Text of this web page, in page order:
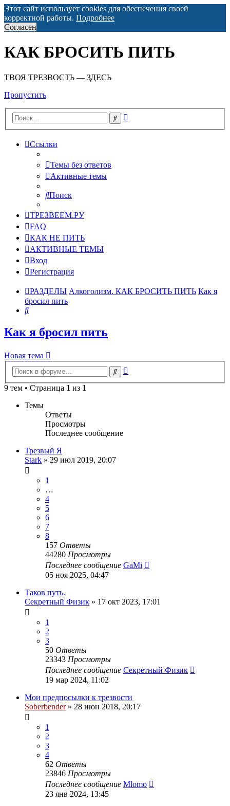
Этот сайт использует cookies для обеспечения своей
корректной работы. Подробнее
Согласен
КАК БРОСИТЬ ПИТЬ
ТВОЯ ТРЕЗВОСТЬ — ЗДЕСЬ
Пропустить
Поиск
Ссылки
Темы без ответов
Активные темы
Поиск
ТРЕЗВЕЕМ.РУ
FAQ
КАК НЕ ПИТЬ
АКТИВНЫЕ ТЕМЫ
Вход
Регистрация
РАЗДЕЛЫ Алкоголизм. КАК БРОСИТЬ ПИТЬ Как я
бросил пить
Поиск
Как я бросил пить
Новая тема
Поиск
9 тем • Страница 1 из 1
Темы
Ответы
Просмотры
Последнее сообщение
Трезвый Я
Stark » 29 июл 2019, 20:07
1
…
4
5
6
7
8
157 Ответы
44280 Просмотры
Последнее сообщение GaMi
05 ноя 2025, 04:47
Таков путь.
Секретный Физик » 17 окт 2023, 17:01
1
2
3
50 Ответы
23343 Просмотры
Последнее сообщение Секретный Физик
19 мар 2024, 11:02
Мои предпосылки к трезвости
Soberbender» 28 июн 2018, 20:17
1
2
3
4
62 Ответы
23846 Просмотры
Последнее сообщение Mlomo
23 янв 2024, 13:45